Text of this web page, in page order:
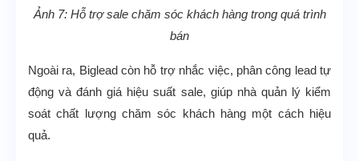
Ảnh 7: Hỗ trợ sale chăm sóc khách hàng trong quá trình
bán
Ngoài ra, Biglead còn hỗ trợ nhắc việc, phân công lead tự
động và đánh giá hiệu suất sale, giúp nhà quản lý kiểm
soát chất lượng chăm sóc khách hàng một cách hiệu
quả.